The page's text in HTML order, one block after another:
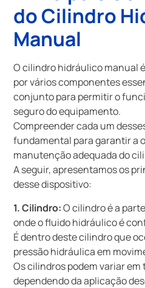
do Cilindro
Manual
O cilindro hidráulico manual
por vários componentes
conjunto para permitir o
seguro do equipamento.
Compreender cada um
fundamental para garantir a
manutenção adequada do
A seguir, apresentamos os
desse dispositivo:
1. Cilindro:O cilindro é a
onde o fluido hidráulico é
É dentro deste cilindro que
pressão hidráulica em
Os cilindros podem variar
dependendo da aplicação